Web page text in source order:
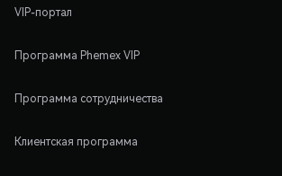
VIP-портал
Программа Phemex VIP
Программа сотрудничества
Клиентская программа